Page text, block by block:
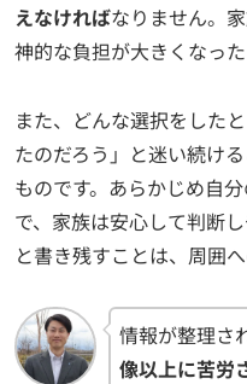
えなければなりません。
神的な負担が大きくなっ
また、どんな選択をした
たのだろう」と迷い続け
ものです。あらかじめ自
で、家族は安心して判断
と書き残すことは、周囲
情報が整理さ
像以上に苦労